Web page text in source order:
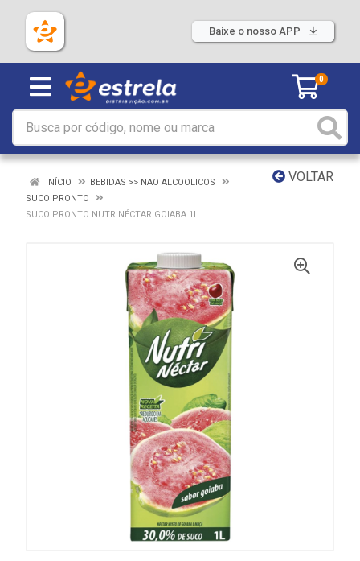
Baixe o nosso APP
0
VOLTAR
INÍCIO
BEBIDAS >> NAO ALCOOLICOS
SUCO PRONTO
SUCO PRONTO NUTRINÉCTAR GOIABA 1L